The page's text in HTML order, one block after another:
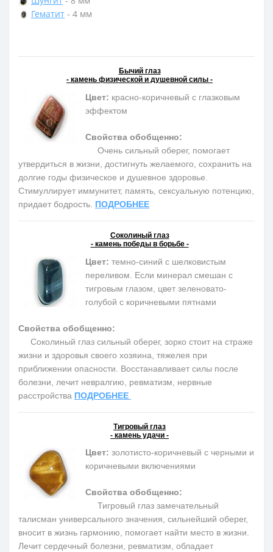
Гематит - 4 мм
Бычий глаз
- камень физической и душевной силы -
Цвет: красно-коричневый с глазковым
эффектом
Свойства обобщенно:
Очень сильный оберег, помогает
утвердиться в жизни, достигнуть желаемого, сохранить на
долгие годы физическое и душевное здоровье.
Cтимуллирует иммунитет, память, сексуальную потенцию,
придает бодрость. ПОДРОБНЕЕ
Соколиный глаз
- камень победы в борьбе -
Цвет: темно-синий с шелковистым
переливом. Если минерал смешан с
тигровым глазом, цвет зеленовато-
голубой с коричневыми пятнами
Свойства обобщенно:
Соколиный глаз сильный оберег, зорко стоит на страже
жизни и здоровья своего хозяина, тяжелея при
приближении опасности. Восстанавливает силы после
болезни, лечит невралгию, ревматизм, нервные
расстройства ПОДРОБНЕЕ
Тигровый глаз
- камень удачи -
Цвет: золотисто-коричневый с черными и
коричневыми включениями
Свойства обобщенно:
Тигровый глаз замечательный
талисман универсального значения, сильнейший оберег,
вносит в жизнь гармонию, помогает найти место в жизни.
Лечит сердечный болезни, ревматизм, обладает